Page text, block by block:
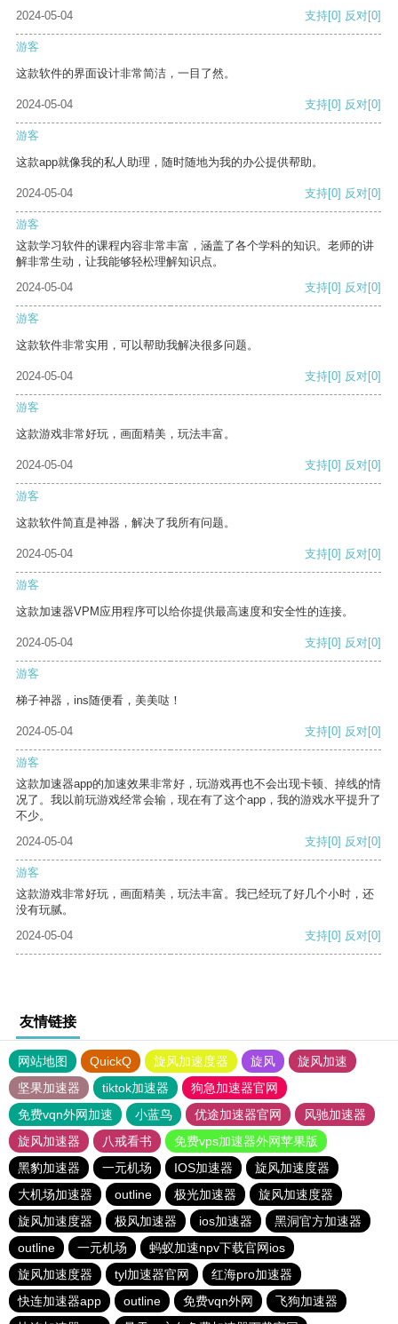
2024-05-04 支持[0] 反对[0]
游客
这款软件的界面设计非常简洁，一目了然。
2024-05-04 支持[0] 反对[0]
游客
这款app就像我的私人助理，随时随地为我的办公提供帮助。
2024-05-04 支持[0] 反对[0]
游客
这款学习软件的课程内容非常丰富，涵盖了各个学科的知识。老师的讲
解非常生动，让我能够轻松理解知识点。
2024-05-04
支持[0] 反对[0]
游客
这款软件非常实用，可以帮助我解决很多问题。
2024-05-04 支持[0] 反对[0]
游客
这款游戏非常好玩，画面精美，玩法丰富。
2024-05-04 支持[0] 反对[0]
游客
这款软件简直是神器，解决了我所有问题。
2024-05-04 支持[0] 反对[0]
游客
这款加速器VPM应用程序可以给你提供最高速度和安全性的连接。
2024-05-04 支持[0] 反对[0]
游客
梯子神器，ins随便看，美美哒！
2024-05-04 支持[0] 反对[0]
游客
这款加速器app的加速效果非常好，玩游戏再也不会出现卡顿、掉线的情
况了。我以前玩游戏经常会输，现在有了这个app，我的游戏水平提升了
不少。
2024-05-04
支持[0] 反对[0]
游客
这款游戏非常好玩，画面精美，玩法丰富。我已经玩了好几个小时，还
没有玩腻。
2024-05-04
支持[0] 反对[0]
友情链接
网站地图 QuickQ 旋风加速度器 旋风
旋风加速
坚果加速器
tiktok加速器
狗急加速器官网
免费vqn外网加速
小蓝鸟 优途加速器官网
风驰加速器
旋风加速器
八戒看书
免费vps加速器外网苹果版
黑豹加速器
一元机场 IOS加速器
旋风加速度器
大机场加速器
outline 极光加速器
旋风加速度器
旋风加速度器
极风加速器 ios加速器
黑洞官方加速器
outline
一元机场
蚂蚁加速npv下载官网ios
旋风加速度器
tyl加速器官网
红海pro加速器
快连加速器app
outline 免费vqn外网
飞狗加速器